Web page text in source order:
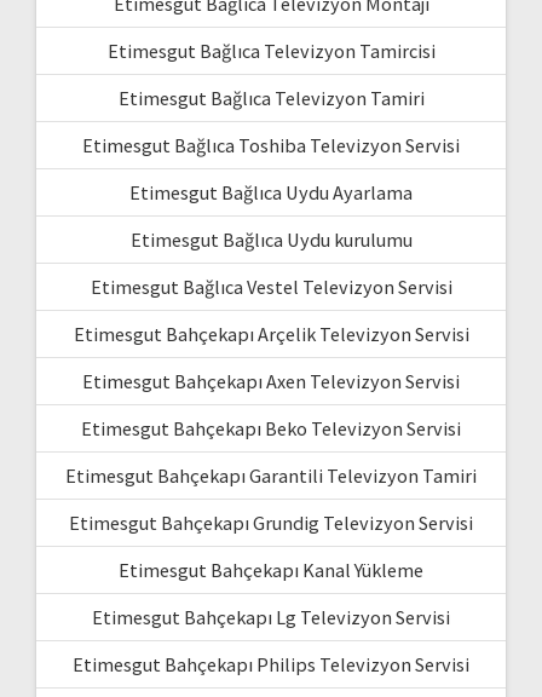
Etimesgut Bağlıca Televizyon Tamircisi
Etimesgut Bağlıca Televizyon Tamiri
Etimesgut Bağlıca Toshiba Televizyon Servisi
Etimesgut Bağlıca Uydu Ayarlama
Etimesgut Bağlıca Uydu kurulumu
Etimesgut Bağlıca Vestel Televizyon Servisi
Etimesgut Bahçekapı Arçelik Televizyon Servisi
Etimesgut Bahçekapı Axen Televizyon Servisi
Etimesgut Bahçekapı Beko Televizyon Servisi
Etimesgut Bahçekapı Garantili Televizyon Tamiri
Etimesgut Bahçekapı Grundig Televizyon Servisi
Etimesgut Bahçekapı Kanal Yükleme
Etimesgut Bahçekapı Lg Televizyon Servisi
Etimesgut Bahçekapı Philips Televizyon Servisi